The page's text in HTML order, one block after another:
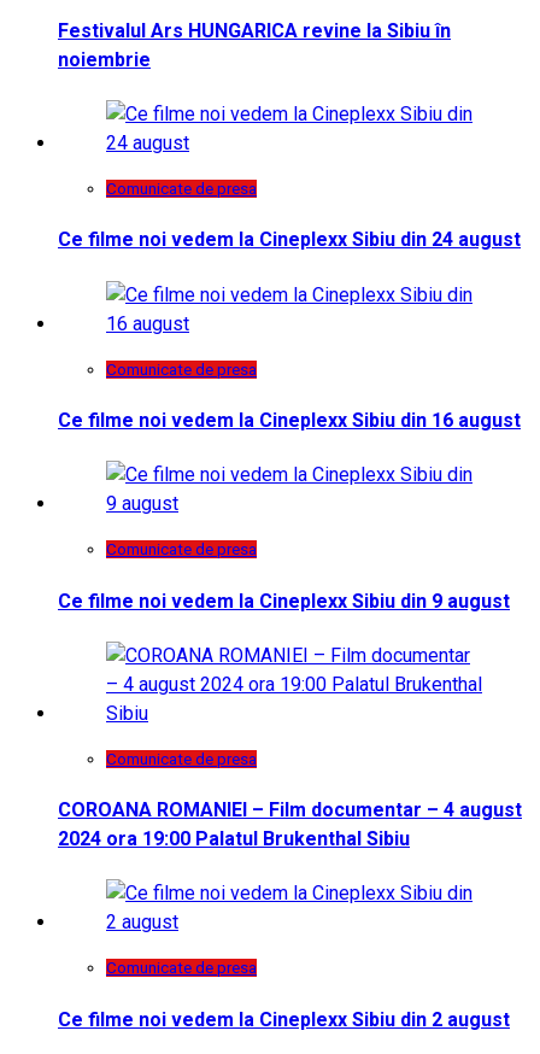
Festivalul Ars HUNGARICA revine la Sibiu în
noiembrie
Comunicate de presa
Ce filme noi vedem la Cineplexx Sibiu din 24 august
Comunicate de presa
Ce filme noi vedem la Cineplexx Sibiu din 16 august
Comunicate de presa
Ce filme noi vedem la Cineplexx Sibiu din 9 august
Comunicate de presa
COROANA ROMANIEI – Film documentar – 4 august
2024 ora 19:00 Palatul Brukenthal Sibiu
Comunicate de presa
Ce filme noi vedem la Cineplexx Sibiu din 2 august